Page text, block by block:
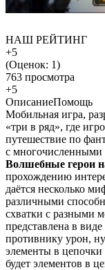
НАШ РЕЙТИНГ
+5
(Оценок: 1)
763 просмотра
+5
ОписаниеПомощь
Мобильная игра,
«три в ряд», где
путешествие по
с многочисленными
Волшебные герои
прохождению
даётся несколько
различными
схватки с разными
представлена в
противнику урон,
элементы в
будет элементов в